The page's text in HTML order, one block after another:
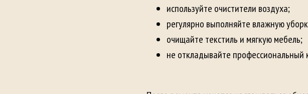
используйте очистители воздуха;
регулярно выполняйте влажную
очищайте текстиль и мягкую мебель;
не откладывайте профессиональный